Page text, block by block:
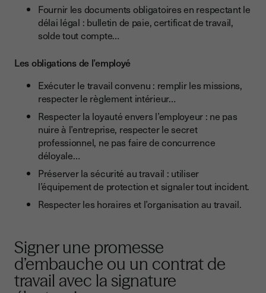
Fournir les documents obligatoires en respectant le
délai légal : bulletin de paie, certificat de travail,
solde tout compte…
Les obligations de l’employé
Exécuter le travail convenu : remplir les missions,
respecter le règlement intérieur…
Respecter la loyauté envers l’employeur : ne pas
nuire à l’entreprise, respecter le secret
professionnel, ne pas faire de concurrence
déloyale…
Préserver la sécurité au travail : utiliser
l’équipement de protection et signaler tout incident.
Respecter les horaires et l’organisation au travail.
Signer une promesse
d’embauche ou un contrat de
travail avec la signature